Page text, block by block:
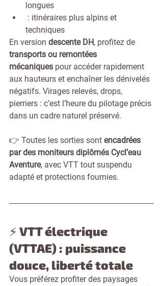
longues
: itinéraires plus alpins et
techniques
En version descente DH, profitez de
transports ou remontées
mécaniques pour accéder rapidement
aux hauteurs et enchaîner les dénivelés
négatifs. Virages relevés, drops,
pierriers : c’est l’heure du pilotage précis
dans un cadre naturel préservé.
👉 Toutes les sorties sont encadrées
par des moniteurs diplômés Cycl’eau
Aventure, avec VTT tout suspendu
adapté et protections fournies.
⚡ VTT électrique
(VTTAE) : puissance
douce, liberté totale
Vous préférez profiter des paysages